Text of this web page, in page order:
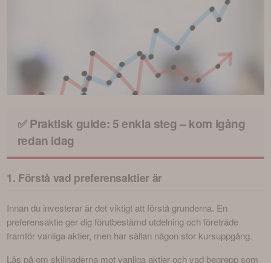
✅ Praktisk guide: 5 enkla steg – kom igång
redan idag
1. Förstå vad preferensaktier är
Innan du investerar är det viktigt att förstå grunderna. En
preferensaktie ger dig förutbestämd utdelning och företräde
framför vanliga aktier, men har sällan någon stor kursuppgång.